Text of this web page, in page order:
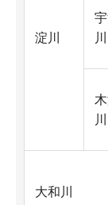
淀川
川
川
大和川